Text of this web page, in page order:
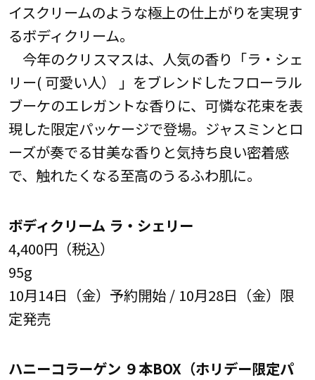
イスクリームのような極上の仕上がりを実現す
るボディクリーム。
今年のクリスマスは、人気の香り「ラ・シェ
リー( 可愛い人） 」をブレンドしたフローラル
ブーケのエレガントな香りに、可憐な花束を表
現した限定パッケージで登場。ジャスミンとロ
ーズが奏でる甘美な香りと気持ち良い密着感
で、触れたくなる至高のうるふわ肌に。
ボディクリーム ラ・シェリー
4,400円（税込）
95g
10月14日（金）予約開始 / 10月28日（金）限
定発売
ハニーコラーゲン ９本BOX（ホリデー限定パ